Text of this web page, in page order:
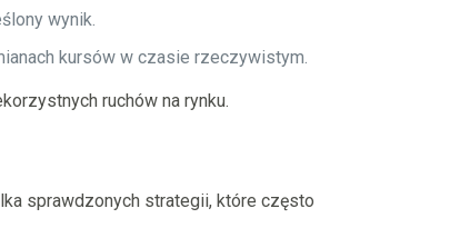
wynik.
kursów w czasie rzeczywistym.
ruchów na rynku.
sprawdzonych strategii, które często